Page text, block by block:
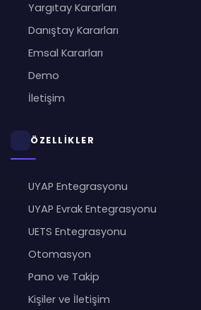
Yargıtay Kararları
Danıştay Kararları
Emsal Kararları
Demo
İletişim
ÖZELLİKLER
UYAP Entegrasyonu
UYAP Evrak Entegrasyonu
UETS Entegrasyonu
Otomasyon
Pano ve Takip
Kişiler ve İletişim